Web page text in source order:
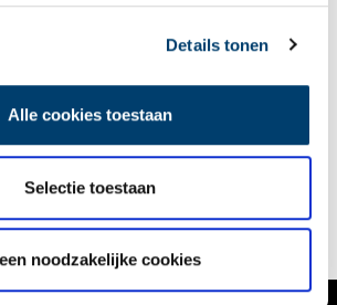
Details tonen
Alle cookies toestaan
Selectie toestaan
noodzakelijke cookies
waakt de oude wipmolen ‘Weel en